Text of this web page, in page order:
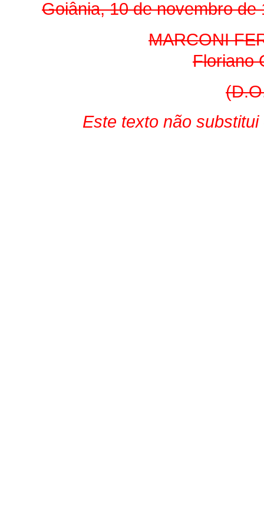
Goiânia, 10 de novembro de
MARCONI
Floriano
Este texto não